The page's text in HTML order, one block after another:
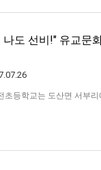
도 선비!" 유교문
등학교는 도산면 서부